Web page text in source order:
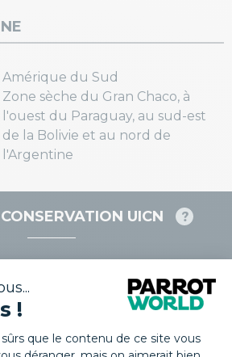
Amérique du Sud
Zone sèche du Gran Chaco, à
l'ouest du Paraguay, au sud-est
de la Bolivie et au nord de
l'Argentine
UICN
En danger